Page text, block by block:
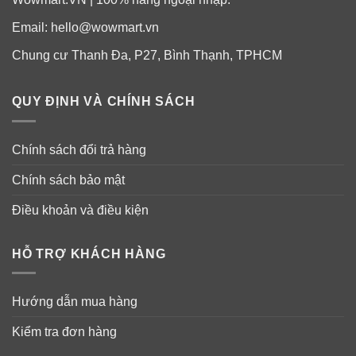
Zinc Citrate Dehydrate 21.79 mg
Email: hello@wowmart.vn
Chung cư Thanh Đa, P27, Bình Thạnh, TPHCM
QUY ĐỊNH VÀ CHÍNH SÁCH
Chính sách đổi trả hàng
Chính sách bảo mật
Điều khoản và điều kiện
HỖ TRỢ KHÁCH HÀNG
Hướng dẫn mua hàng
Kiểm tra đơn hàng